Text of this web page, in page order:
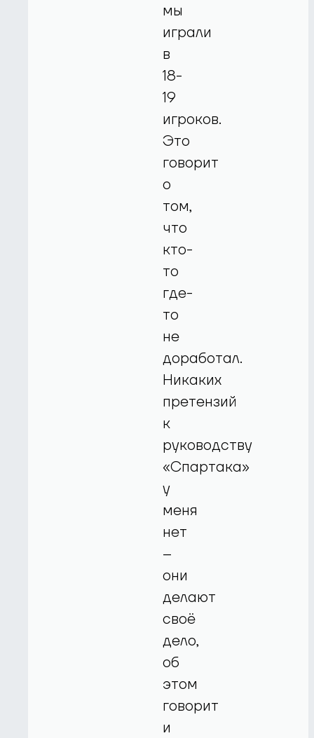
мы
играли
в
18-
19
игроков.
Это
говорит
о
том,
что
кто-
то
где-
то
не
доработал.
Никаких
претензий
к
руководству
«Спартака»
у
меня
нет
–
они
делают
своё
дело,
об
этом
говорит
и